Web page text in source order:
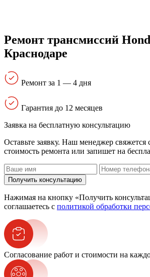
Ремонт трансмиссий
Краснодаре
Ремонт за 1 — 4 дня
Гарантия до 12 месяцев
Заявка на бесплатную консультацию
Оставьте заявку. Наш менеджер свяжется
стоимость ремонта или запишет на
Получить консультацию
Нажимая на кнопку «Получить
соглашаетесь с политикой обработки
Согласование работ и стоимости на